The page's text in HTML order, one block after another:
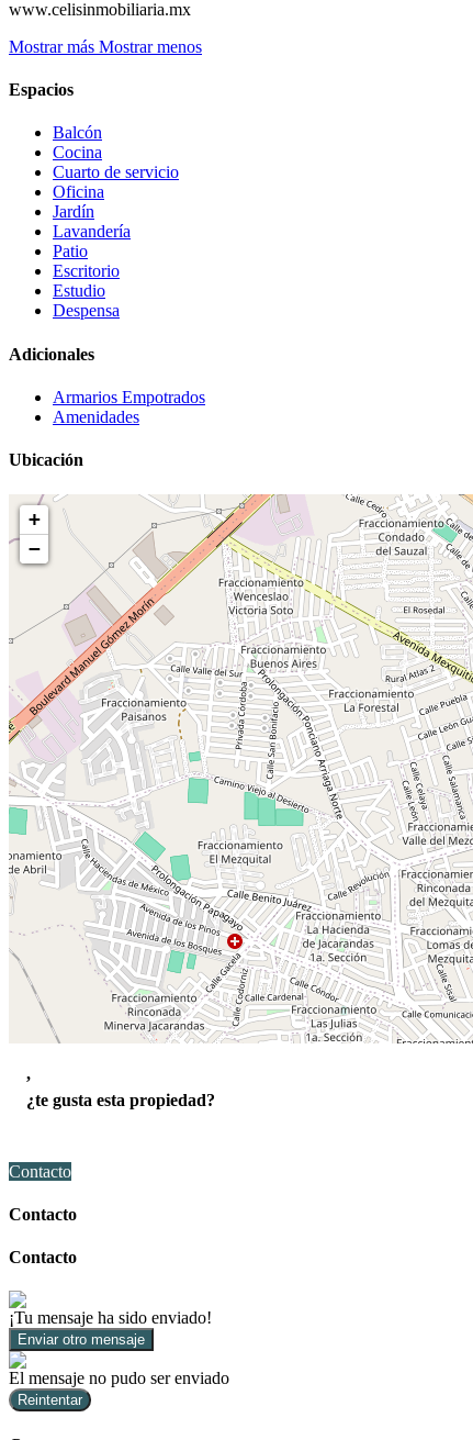
www.celisinmobiliaria.mx
Mostrar más Mostrar menos
Espacios
Balcón
Cocina
Cuarto de servicio
Oficina
Jardín
Lavandería
Patio
Escritorio
Estudio
Despensa
Adicionales
Armarios Empotrados
Amenidades
Ubicación
+
−
,
¿te gusta esta propiedad?
Contacto
Contacto
Contacto
¡Tu mensaje ha sido enviado!
Enviar otro mensaje
El mensaje no pudo ser enviado
Reintentar